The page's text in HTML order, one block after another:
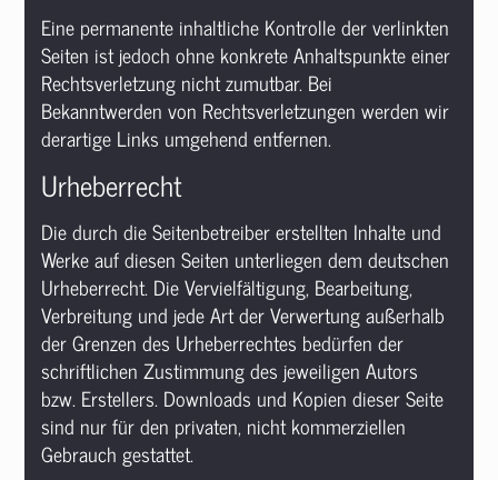
Eine permanente inhaltliche Kontrolle der verlinkten
Seiten ist jedoch ohne konkrete Anhaltspunkte einer
Rechtsverletzung nicht zumutbar. Bei
Bekanntwerden von Rechtsverletzungen werden wir
derartige Links umgehend entfernen.
Urheberrecht
Die durch die Seitenbetreiber erstellten Inhalte und
Werke auf diesen Seiten unterliegen dem deutschen
Urheberrecht. Die Vervielfältigung, Bearbeitung,
Verbreitung und jede Art der Verwertung außerhalb
der Grenzen des Urheberrechtes bedürfen der
schriftlichen Zustimmung des jeweiligen Autors
bzw. Erstellers. Downloads und Kopien dieser Seite
sind nur für den privaten, nicht kommerziellen
Gebrauch gestattet.